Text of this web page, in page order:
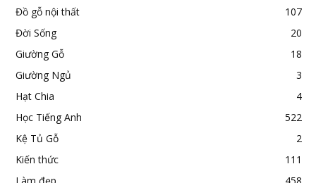
Đồ gỗ nội thất
107
Đời Sống
20
Giường Gỗ
18
Giường Ngủ
3
Hạt Chia
4
Học Tiếng Anh
522
Kệ Tủ Gỗ
2
Kiến thức
111